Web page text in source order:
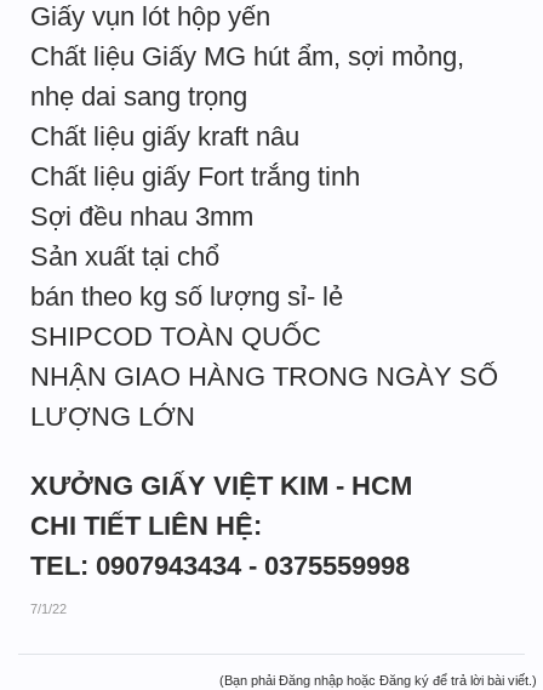
Giấy vụn lót hộp yến
Chất liệu Giấy MG hút ẩm, sợi mỏng,
nhẹ dai sang trọng
Chất liệu giấy kraft nâu
Chất liệu giấy Fort trắng tinh
Sợi đều nhau 3mm
Sản xuất tại chổ
bán theo kg số lượng sỉ- lẻ
SHIPCOD TOÀN QUỐC
NHẬN GIAO HÀNG TRONG NGÀY SỐ
LƯỢNG LỚN
XƯỞNG GIẤY VIỆT KIM - HCM
CHI TIẾT LIÊN HỆ:
TEL: 0907943434 - 0375559998
7/1/22
(Bạn phải Đăng nhập hoặc Đăng ký để trả lời bài viết.)